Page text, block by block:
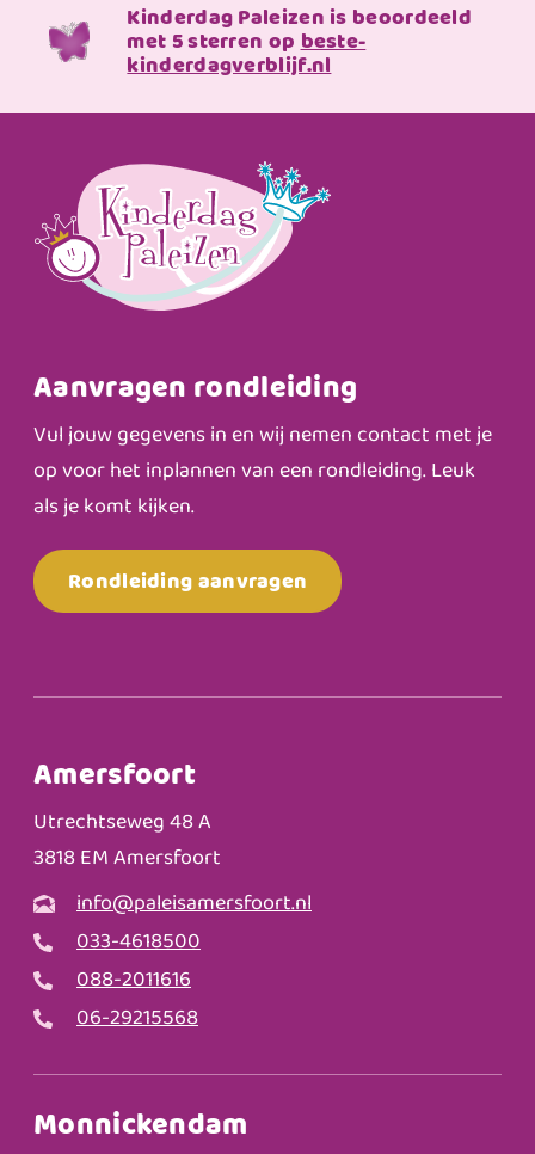
Kinderdag Paleizen is beoordeeld
met 5 sterren opbeste-
kinderdagverblijf.nl
Aanvragen rondleiding
Vul jouw gegevens in en wij nemen contact met je
op voor het inplannen van een rondleiding. Leuk
als je komt kijken.
Rondleiding aanvragen
Amersfoort
Utrechtseweg 48 A
3818 EM Amersfoort
info@paleisamersfoort.nl
033-4618500
088-2011616
06-29215568
Monnickendam